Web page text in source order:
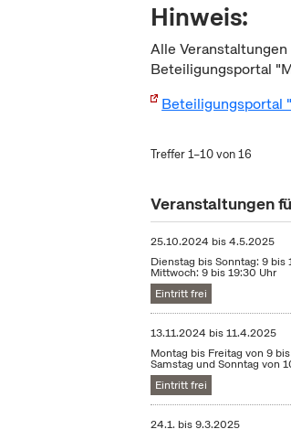
Hinweis:
Alle
Beteiligungsportal
Beteiligungsportal
Treffer 1–10 von 16
Veranstaltungen
25.10.2024 bis4.5.2025
Dienstag bis Sonntag: 9 bis
Mittwoch: 9 bis 19:30 Uhr
Eintritt frei
13.11.2024 bis11.4.2025
Montag bis Freitag von 9
Samstag und Sonntag von
Eintritt frei
24.1. bis9.3.2025